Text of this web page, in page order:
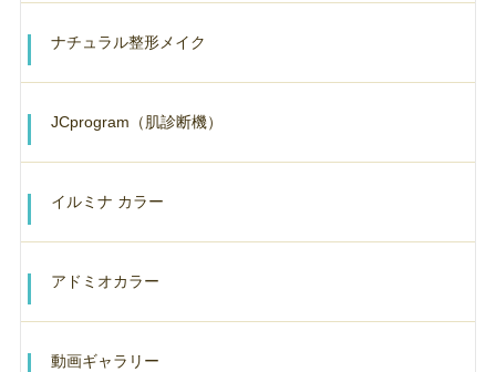
ナチュラル整形メイク
JCprogram（肌診断機）
イルミナ カラー
アドミオカラー
動画ギャラリー